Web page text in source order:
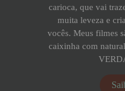
carioca, que vai
muita leveza e
vocês. Meus filmes
caixinha com